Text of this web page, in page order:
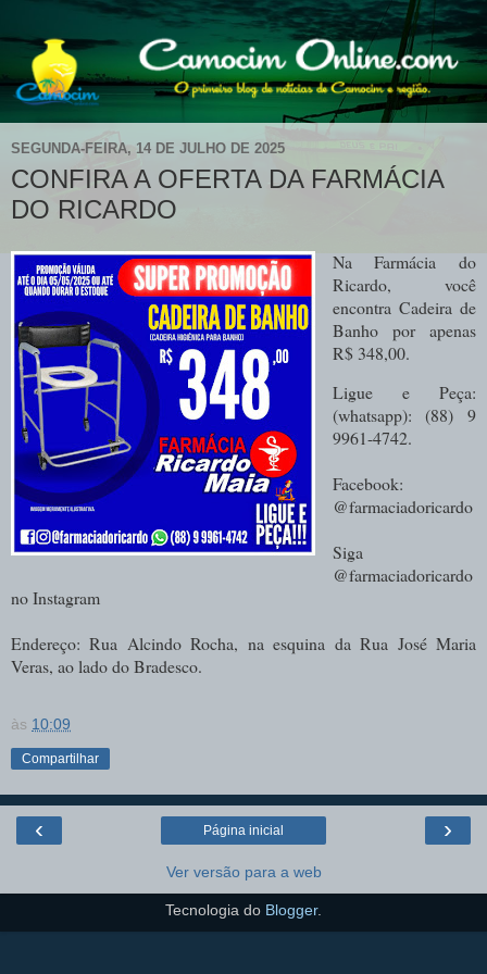
SEGUNDA-FEIRA, 14 DE JULHO DE 2025
CONFIRA A OFERTA DA FARMÁCIA
DO RICARDO
Na Farmácia do
Ricardo, você
encontra Cadeira de
Banho por apenas
R$ 348,00.
Ligue e Peça:
(whatsapp): (88) 9
9961-4742.
Facebook:
@farmaciadoricardo
Siga
@farmaciadoricardo
no Instagram
Endereço: Rua Alcindo Rocha, na esquina da Rua José Maria
Veras, ao lado do Bradesco.
às 10:09
Compartilhar
‹ ›
Página inicial
Ver versão para a web
Tecnologia do Blogger.